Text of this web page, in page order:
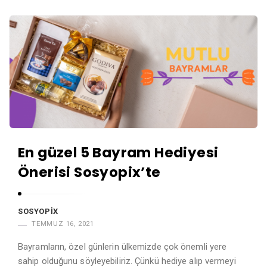
En güzel 5 Bayram Hediyesi
Önerisi Sosyopix’te
SOSYOPIX
TEMMUZ 16, 2021
Bayramların, özel günlerin ülkemizde çok önemli yere
sahip olduğunu söyleyebiliriz. Çünkü hediye alıp vermeyi